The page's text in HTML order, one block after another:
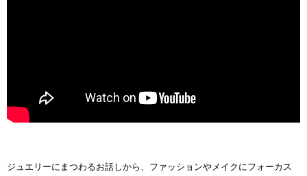
ジュエリーにまつわるお話しから、ファッションやメイクにフォーカス